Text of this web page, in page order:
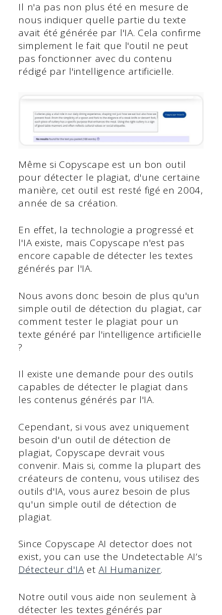
Il n'a pas non plus été en mesure de
nous indiquer quelle partie du texte
avait été générée par l'IA. Cela confirme
simplement le fait que l'outil ne peut
pas fonctionner avec du contenu
rédigé par l'intelligence artificielle.
Même si Copyscape est un bon outil
pour détecter le plagiat, d'une certaine
manière, cet outil est resté figé en 2004,
année de sa création.
En effet, la technologie a progressé et
l'IA existe, mais Copyscape n'est pas
encore capable de détecter les textes
générés par l'IA.
Nous avons donc besoin de plus qu'un
simple outil de détection du plagiat, car
comment tester le plagiat pour un
texte généré par l'intelligence artificielle
?
Il existe une demande pour des outils
capables de détecter le plagiat dans
les contenus générés par l'IA.
Cependant, si vous avez uniquement
besoin d'un outil de détection de
plagiat, Copyscape devrait vous
convenir. Mais si, comme la plupart des
créateurs de contenu, vous utilisez des
outils d'IA, vous aurez besoin de plus
qu'un simple outil de détection de
plagiat.
Since Copyscape AI detector does not
exist, you can use the Undetectable AI’s
Détecteur d'IAetAI Humanizer.
Notre outil vous aide non seulement à
détecter les textes générés par